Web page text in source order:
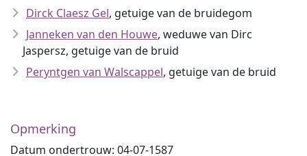
Dirck Claesz Gel, getuige van de bruidegom
Janneken van den Houwe, weduwe van Dirc
Jaspersz, getuige van de bruid
Peryntgen van Walscappel, getuige van de bruid
Opmerking
Datum ondertrouw: 04-07-1587